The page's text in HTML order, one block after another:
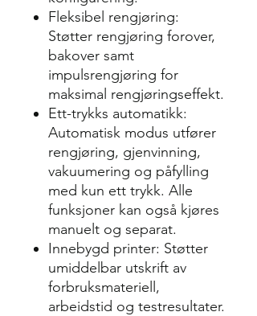
Fleksibel rengjøring:
Støtter rengjøring forover,
bakover samt
impulsrengjøring for
maksimal rengjøringseffekt.
Ett-trykks automatikk:
Automatisk modus utfører
rengjøring, gjenvinning,
vakuumering og påfylling
med kun ett trykk. Alle
funksjoner kan også kjøres
manuelt og separat.
Innebygd printer: Støtter
umiddelbar utskrift av
forbruksmateriell,
arbeidstid og testresultater.